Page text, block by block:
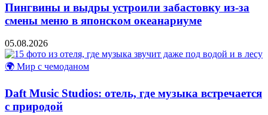
Пингвины и выдры устроили забастовку из-за
смены меню в японском океанариуме
05.08.2026
🌍 Мир с чемоданом
Daft Music Studios: отель, где музыка встречается
с природой